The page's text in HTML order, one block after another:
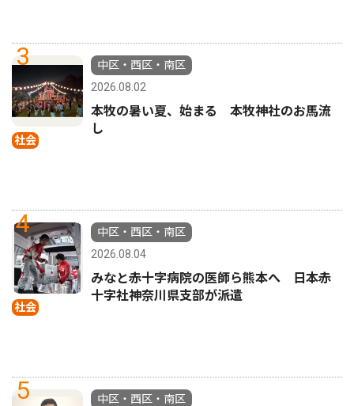
3
社会
中区・西区・南区
2026.08.02
本牧の暑い夏、始まる 本牧神社のお馬流
し
4
社会
中区・西区・南区
2026.08.04
みなと赤十字病院の医師ら熊本へ 日本赤
十字社神奈川県支部が派遣
5
中区・西区・南区